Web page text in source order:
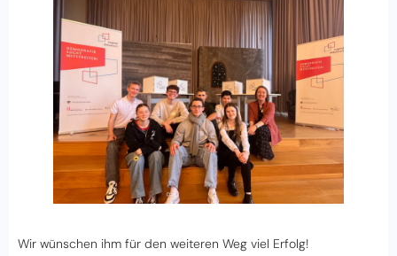
Wir wünschen ihm für den weiteren Weg viel Erfolg!